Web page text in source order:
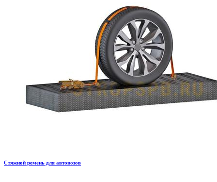
Стяжной ремень для автовозов